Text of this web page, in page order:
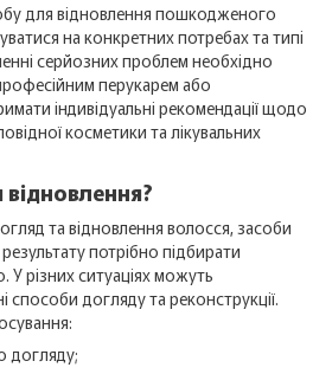
для відновлення пошкодженого
на конкретних потребах та типі
серйозних проблем необхідно
перукарем або
індивідуальні рекомендації щодо
косметики та лікувальних
та відновлення волосся, засоби
потрібно підбирати
різних ситуаціях можуть
способи догляду та реконструкції.
догляду;